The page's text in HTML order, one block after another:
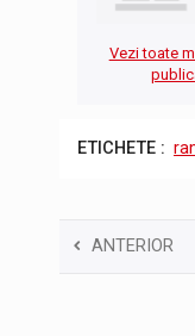
Vezi toate
ETICHETE :
ANTERIOR